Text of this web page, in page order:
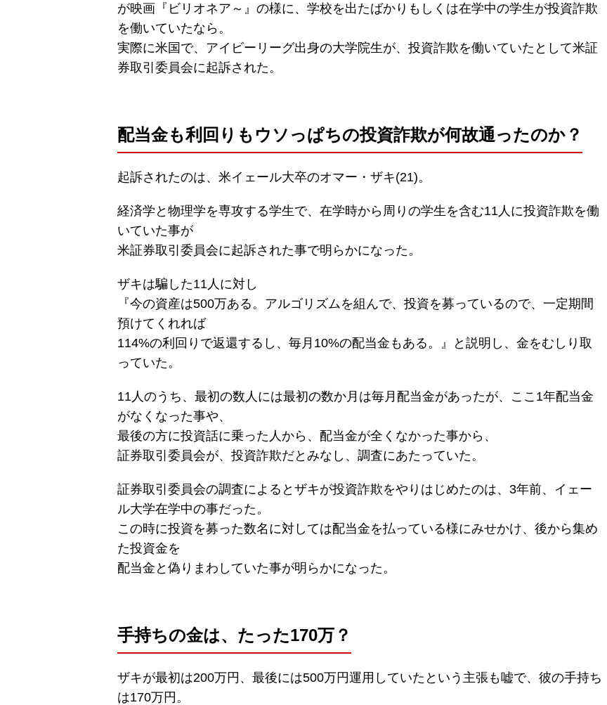
が映画『ビリオネア～』の様に、学校を出たばかりもしくは在学中の学生が投資詐欺
を働いていたなら。
実際に米国で、アイビーリーグ出身の大学院生が、投資詐欺を働いていたとして米証
券取引委員会に起訴された。
配当金も利回りもウソっぱちの投資詐欺が何故通ったのか？
起訴されたのは、米イェール大卒のオマー・ザキ(21)。
経済学と物理学を専攻する学生で、在学時から周りの学生を含む11人に投資詐欺を働
いていた事が
米証券取引委員会に起訴された事で明らかになった。
ザキは騙した11人に対し
『今の資産は500万ある。アルゴリズムを組んで、投資を募っているので、一定期間
預けてくれれば
114%の利回りで返還するし、毎月10%の配当金もある。』と説明し、金をむしり取
っていた。
11人のうち、最初の数人には最初の数か月は毎月配当金があったが、ここ1年配当金
がなくなった事や、
最後の方に投資話に乗った人から、配当金が全くなかった事から、
証券取引委員会が、投資詐欺だとみなし、調査にあたっていた。
証券取引委員会の調査によるとザキが投資詐欺をやりはじめたのは、3年前、イェー
ル大学在学中の事だった。
この時に投資を募った数名に対しては配当金を払っている様にみせかけ、後から集め
た投資金を
配当金と偽りまわしていた事が明らかになった。
手持ちの金は、たった170万？
ザキが最初は200万円、最後には500万円運用していたという主張も嘘で、彼の手持ち
は170万円。